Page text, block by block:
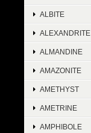
ALBITE
ALEXANDRITE
ALMANDINE
AMAZONITE
AMETHYST
AMETRINE
AMPHIBOLE